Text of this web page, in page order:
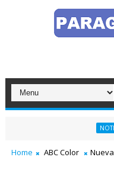
el tránsito en pleno Puente
Home ABC Color